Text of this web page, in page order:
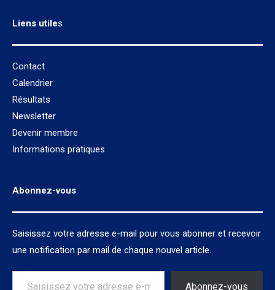
Liens utiles
Contact
Calendrier
Résultats
Newsletter
Devenir membre
Informations pratiques
Abonnez-vous
Saisissez votre adresse e-mail pour vous abonner et recevoir
une notification par mail de chaque nouvel article.
Saisissez votre adresse e-mail…
Abonnez-vous